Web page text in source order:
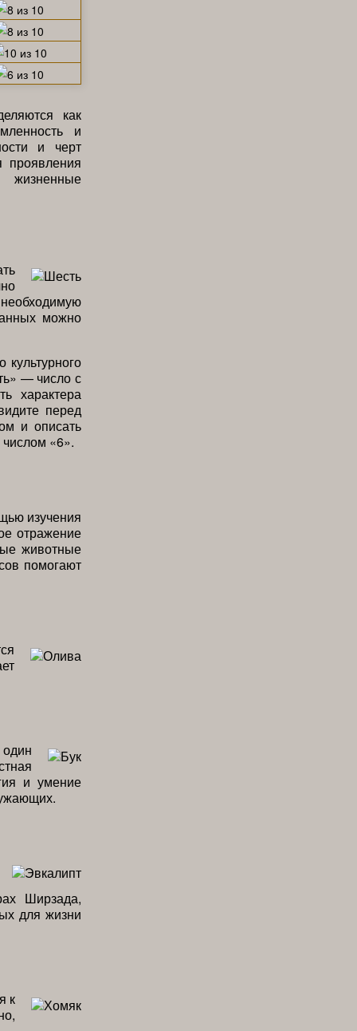
как
и
и черт
жизненные
можно
— число с
характера
перед
и описать
числом «6».
изучения
отражение
животные
помогают
и умение
Ширзада,
для жизни
к